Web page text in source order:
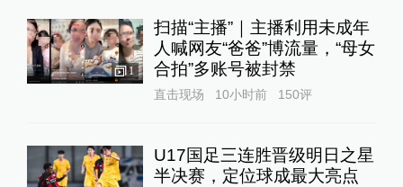
1
扫描“主播”｜主播利用未成年
人喊网友“爸爸”博流量，“母女
合拍”多账号被封禁
直击现场 10小时前 150评
U17国足三连胜晋级明日之星
半决赛，定位球成最大亮点